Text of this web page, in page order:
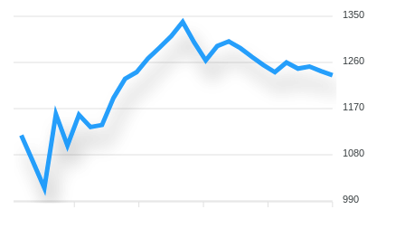
1350
1260
1170
1080
990